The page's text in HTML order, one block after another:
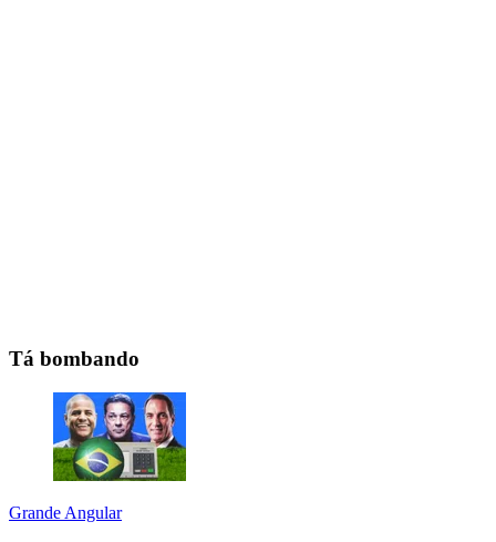
Tá bombando
Grande Angular